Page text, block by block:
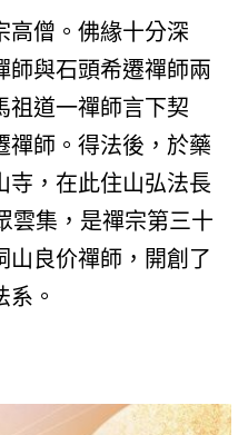
高僧。佛緣十分深
師與石頭希遷禪師兩
祖道一禪師言下契
禪師。得法後，於藥
寺，在此住山弘法長
雲集，是禪宗第三十
山良价禪師，開創了
。